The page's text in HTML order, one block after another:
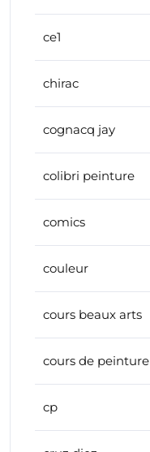
ce1
chirac
cognacq jay
colibri peinture
comics
couleur
cours beaux arts
cours de peinture
cp